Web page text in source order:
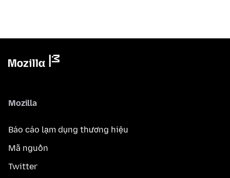
Mozilla
Báo cáo lạm dụng thương hiệu
Mã nguồn
Twitter